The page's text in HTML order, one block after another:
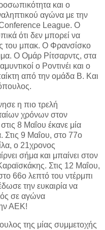
και ο
αγώνα με την
Conference League. Ο
ότι δεν μπορεί να
του μπακ. Ο Φρανσίσκο
Ο Ομάρ Ρίτσαρντς, στα
ο Ροντινέι και ο
από την ομάδα Β. Και
η πιο τρελή
χρόνων στον
8 Μαΐου έκανε μία
9 Μαΐου, στο 77ο
ο 21χρονος
σήμα και μπαίνει στον
Στις 12 Μαΐου,
66ο λεπτό του ντέρμπι
την ευκαιρία να
σε αγώνα
ΑΕΚ!
της μίας συμμετοχής